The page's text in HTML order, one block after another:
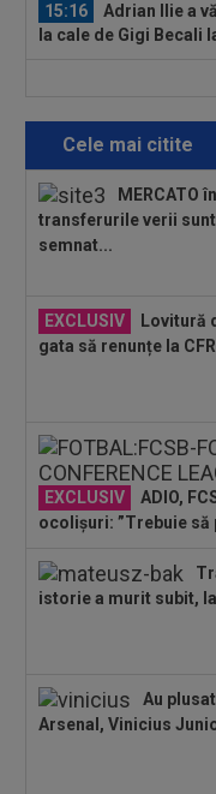
15:16
Adrian Ilie a
la cale de Gigi Becali
Anunțul făcut
14:45
OFICIAL
S-
cu ”U” Cluj
14:40
Surpriză!
Madrid, după ce
semnat
15:24
UTA - Rapid,
21:00, în direct la Digi
un...
15:24
Unirea
complet...
15:18
FOTO
Paula
Cele mai citite
MERCATO
transferurile verii sunt
semnat...
EXCLUSIV
Lovitură
gata să renunțe la
EXCLUSIV
ADIO,
ocolișuri: ”Trebuie să
istorie a murit subit,
Au
Arsenal, Vinicius